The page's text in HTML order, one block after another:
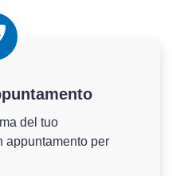
del tuo
appuntamento per